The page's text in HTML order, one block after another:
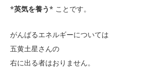
*英気を養う* ことです。
がんばるエネルギーについては
五黄土星さんの
右に出る者はおりません。